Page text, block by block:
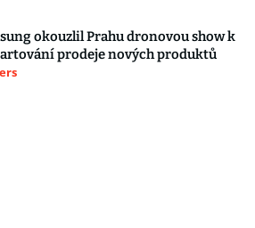
okouzlil Prahu dronovou show k
prodeje nových produktů